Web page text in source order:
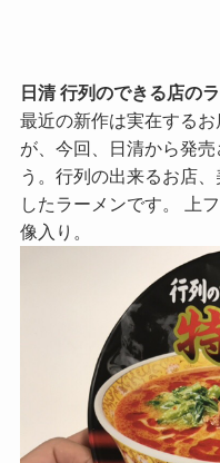
日清 行列のできる店の
最近の新作は実在する
が、今回、日清から発
う。行列の出来るお店
したラーメンです。 上
像入り。